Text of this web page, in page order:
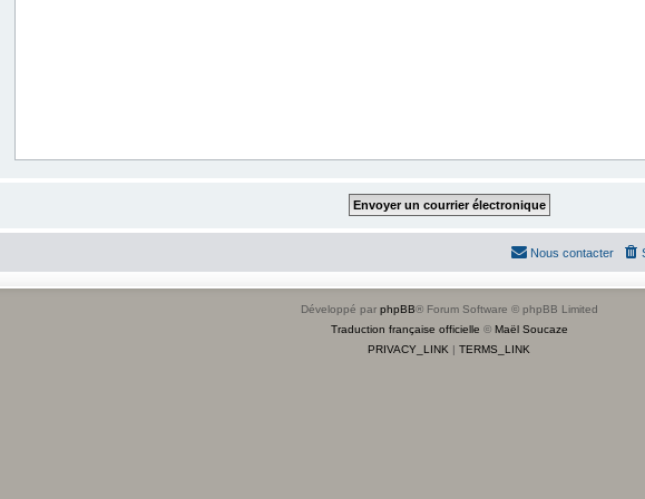
Nous contacter
Développé par phpBB® Forum Software © phpBB Limited
Traduction française officielle © Maël Soucaze
PRIVACY_LINK | TERMS_LINK